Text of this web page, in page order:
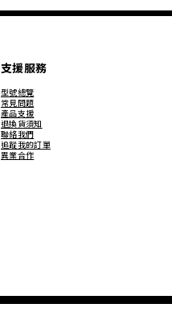
支援服務
型號總覽
常見問題
產品支援
退換貨須知
聯絡我們
追蹤我的訂單
異業合作